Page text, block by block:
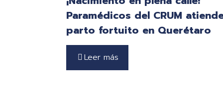
Paramédicos del CRUM
parto fortuito en Querétaro
Leer más